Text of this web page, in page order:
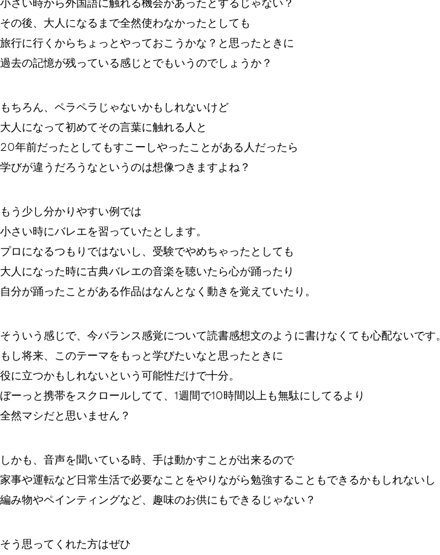
その後、大人になるまで全然使わなかったとしても
旅行に行くからちょっとやっておこうかな？と思ったときに
過去の記憶が残っている感じとでもいうのでしょうか？
もちろん、ペラペラじゃないかもしれないけど
大人になって初めてその言葉に触れる人と
20年前だったとしてもすこーしやったことがある人だったら
学びが違うだろうなというのは想像つきますよね？
もう少し分かりやすい例では
小さい時にバレエを習っていたとします。
プロになるつもりではないし、受験でやめちゃったとしても
大人になった時に古典バレエの音楽を聴いたら心が踊ったり
自分が踊ったことがある作品はなんとなく動きを覚えていたり。
そういう感じで、今バランス感覚について読書感想文のように書けなくても心配ないです。
もし将来、このテーマをもっと学びたいなと思ったときに
役に立つかもしれないという可能性だけで十分。
ぼーっと携帯をスクロールしてて、1週間で10時間以上も無駄にしてるより
全然マシだと思いません？
しかも、音声を聞いている時、手は動かすことが出来るので
家事や運転など日常生活で必要なことをやりながら勉強することもできるかもしれないし
編み物やペインティングなど、趣味のお供にもできるじゃない？
そう思ってくれた方はぜひ